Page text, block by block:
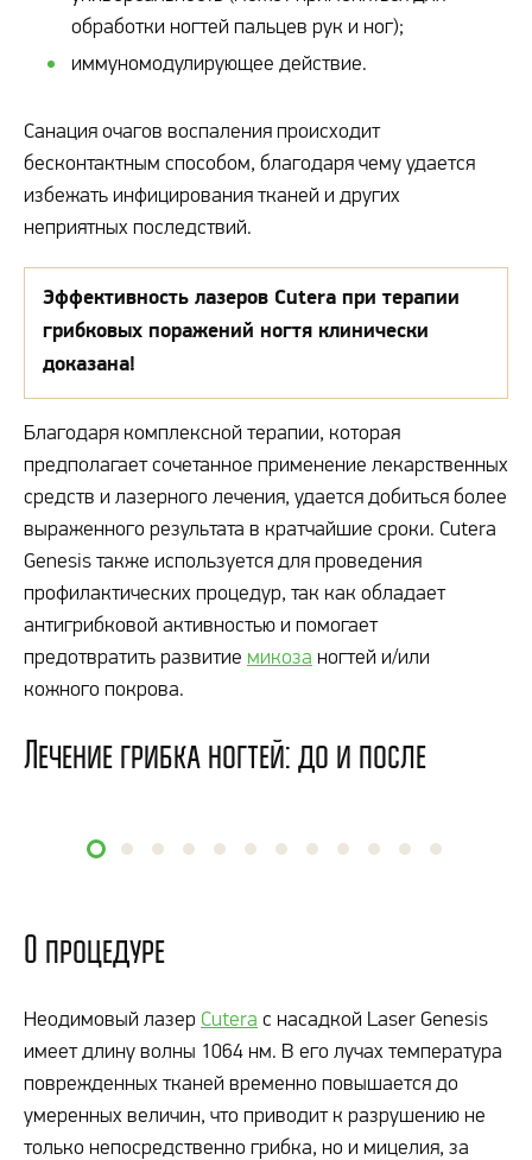
обработки ногтей пальцев рук и ног);
иммуномодулирующее действие.
Санация очагов воспаления происходит
бесконтактным способом, благодаря чему удается
избежать инфицирования тканей и других
неприятных последствий.
Эффективность лазеров Cutera при терапии
грибковых поражений ногтя клинически
доказана!
Благодаря комплексной терапии, которая
предполагает сочетанное применение лекарственных
средств и лазерного лечения, удается добиться более
выраженного результата в кратчайшие сроки. Cutera
Genesis также используется для проведения
профилактических процедур, так как обладает
антигрибковой активностью и помогает
предотвратить развитие микоза ногтей и/или
кожного покрова.
Лечение грибка ногтей: до и после
О процедуре
Неодимовый лазер Cutera с насадкой Laser Genesis
имеет длину волны 1064 нм. В его лучах температура
поврежденных тканей временно повышается до
умеренных величин, что приводит к разрушению не
только непосредственно грибка, но и мицелия, за